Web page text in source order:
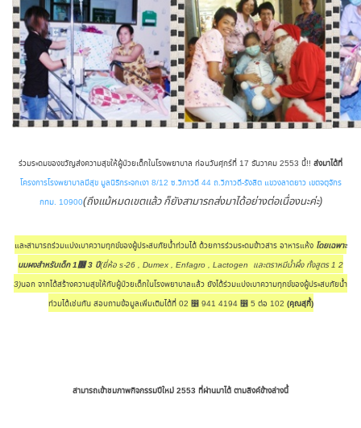
ร่วมระดมของขวัญส่งความสุขให้ผู้ป่วยเด็กในโรงพยาบาล ก่อนวันศุกร์ที่ 17 ธันวาคม 2553 นี้!! ส่งมาได้ที่
โครงการโรงพยาบาลมีสุข มูลนิธิกระจกเงา 8/12 ซ.วิภาวดี 44 ถ.วิภาวดี-รังสิต แขวงลาดยาว เขตจตุจักร
กทม. 10900(ถึงแม้หมดเขตแล้ว ก็ยังสามารถส่งมาได้อย่างต่อเนื่องนะค่ะ)
และสามารถร่วมแบ่งเบาความทุกข์ของผู้ประสบภัยน้ำท่วมได้ ด้วยการร่วมระดมข้าวสาร อาหารแห้ง โดยเฉพาะ
นมผงสำหรับเด็ก1෶ 3 ปี(ยี่ห้อ s-26 , Dumex , Enfagro , Lactogen และตราหมีน้ำผึ้ง ทั้งสูตร 1 2
3)นอก จากได้สร้างความสุขให้กับผู้ป่วยเด็กในโรงพยาบาลแล้ว ยังได้ร่วมแบ่งเบาความทุกข์ของผู้ประสบภัยน้ำ
ท่วมได้เช่นกัน สอบถามข้อมูลเพิ่มเติมได้ที่ 02 ෶ 941 4194 ෶ 5 ต่อ 102 (คุณสุกี้)
สามารถเข้าชมภาพกิจกรรมปีใหม่ 2553 ที่ผ่านมาได้ ตามลิงค์ข้างล่างนี้